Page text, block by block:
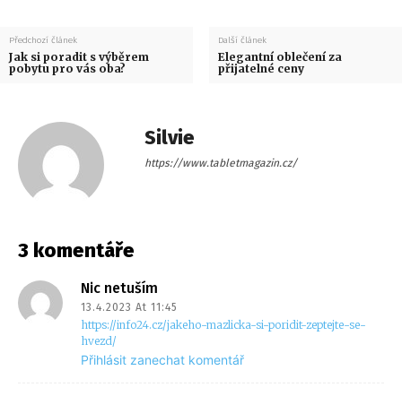
Předchozí článek
Jak si poradit s výběrem
pobytu pro vás oba?
Další článek
Elegantní oblečení za
přijatelné ceny
Silvie
https://www.tabletmagazin.cz/
3 komentáře
Nic netuším
13.4.2023 At 11:45
https://info24.cz/jakeho-mazlicka-si-poridit-zeptejte-se-
hvezd/
Přihlásit zanechat komentář